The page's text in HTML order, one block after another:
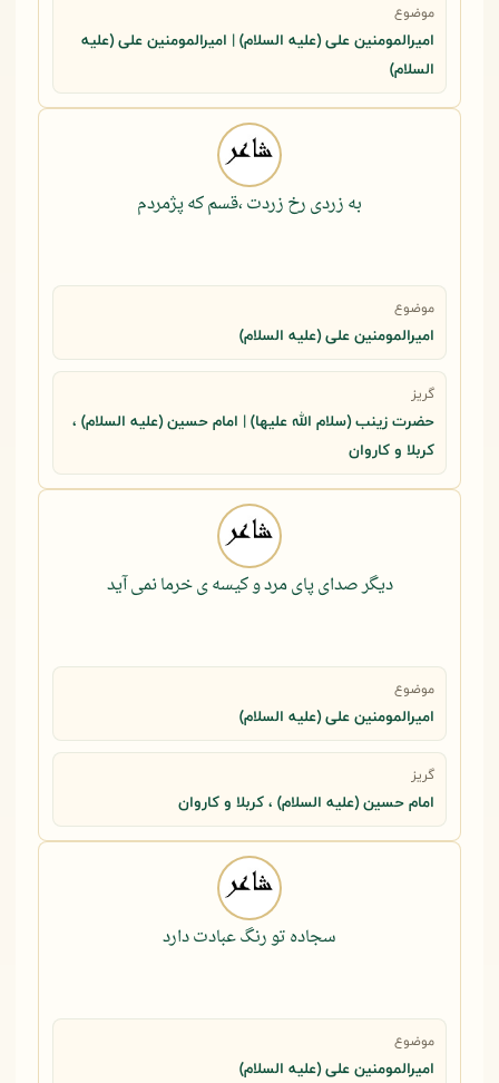
موضوع
امیرالمومنین علی (علیه السلام) | امیرالمومنین علی (علیه
السلام)
به زردی رخ زردت ،قسم که پژمردم
موضوع
امیرالمومنین علی (علیه السلام)
گریز
حضرت زینب (سلام الله علیها) | امام حسین (علیه السلام) ،
کربلا و کاروان
دیگر صدای پای مرد و کیسه ی خرما نمی آید
موضوع
امیرالمومنین علی (علیه السلام)
گریز
امام حسین (علیه السلام) ، کربلا و کاروان
سجاده تو رنگ عبادت دارد
موضوع
امیرالمومنین علی (علیه السلام)